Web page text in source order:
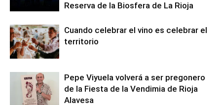
Reserva de la Biosfera de La Rioja
Cuando celebrar el vino es celebrar el
territorio
Pepe Viyuela volverá a ser pregonero
de la Fiesta de la Vendimia de Rioja
Alavesa